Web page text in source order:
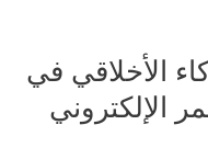
الأخلاقي في
الإلكتروني